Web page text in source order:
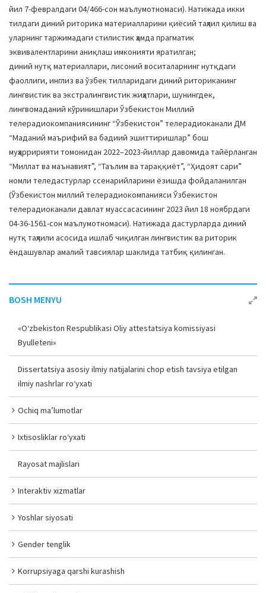
йил 7-февралдаги 04/466-сон маълумотномаси). Натижада икки
тилдаги диний риторика материалларини қиёсий таҳлил қилиш ва
уларнинг таржимадаги стилистик ҳамда прагматик
эквивалентларини аниқлаш имконияти яратилган;
диний нутқ материаллари, лисоний воситаларнинг нутқдаги
фаоллиги, инглиз ва ўзбек тилларидаги диний риториканинг
лингвистик ва экстралингвистик жиҳатлари, шунингдек,
лингвомаданий кўринишлари Ўзбекистон Миллий
телерадиокомпаниясининг “Ўзбекистон” телерадиоканали ДМ
“Маданий маърифий ва бадиий эшиттиришлар” бош
муҳарририяти томонидан 2022–2023-йиллар давомида тайёрланган
“Миллат ва маънавият”, “Таълим ва тараққиёт”, “Ҳидоят сари”
номли теледастурлар ссенарийларини ёзишда фойдаланилган
(Ўзбекистон миллий телерадиокомпанияси Ўзбекистон
телерадиоканали давлат муассасасининг 2023 йил 18 ноябрдаги
04-36-1561-сон маълумотномаси). Натижада дастурларда диний
нутқ таҳлили асосида ишлаб чиқилган лингвистик ва риторик
ёндашувлар амалий тавсиялар шаклида татбиқ қилинган.
BOSH MENYU
«O‘zbekiston Respublikasi Oliy attestatsiya komissiyasi
Byulleteni»
Dissertatsiya asosiy ilmiy natijalarini chop etish tavsiya etilgan
ilmiy nashrlar ro‘yxati
Ochiq ma’lumotlar
Ixtisosliklar ro‘yxati
Rayosat majlislari
Interaktiv xizmatlar
Yoshlar siyosati
Gender tenglik
Korrupsiyaga qarshi kurashish